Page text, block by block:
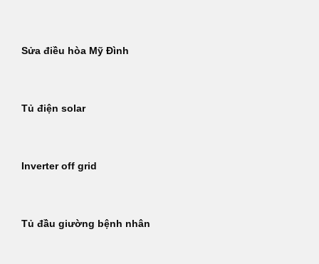
Sửa điều hòa Mỹ Đình
Tủ điện solar
Inverter off grid
Tủ đầu giường bệnh nhân